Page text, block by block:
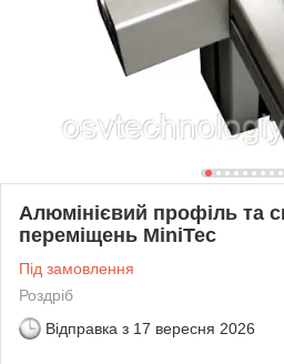
Алюмінієвий профіль та
переміщень MiniTec
Під замовлення
Роздріб
Відправка з 17 вересня 2026